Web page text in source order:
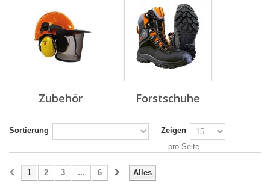
Zubehör Forstschuhe
Sortierung
Zeigen
pro Seite
Alles
1 2 3 ... 6